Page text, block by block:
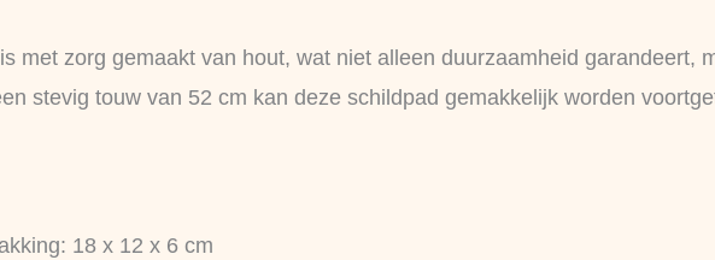
met zorg gemaakt van hout, wat niet alleen duurzaamheid garandeert,
stevig touw van 52 cm kan deze schildpad gemakkelijk worden
18 x 12 x 6 cm